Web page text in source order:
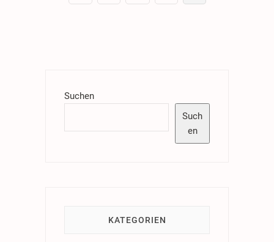
page
Suchen
Such
en
KATEGORIEN